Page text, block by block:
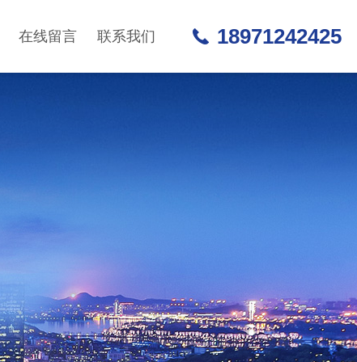
在线留言 联系我们 18971242425